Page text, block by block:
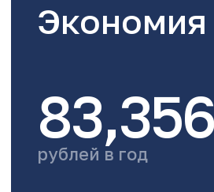
Экономия
83,356
рублей в год